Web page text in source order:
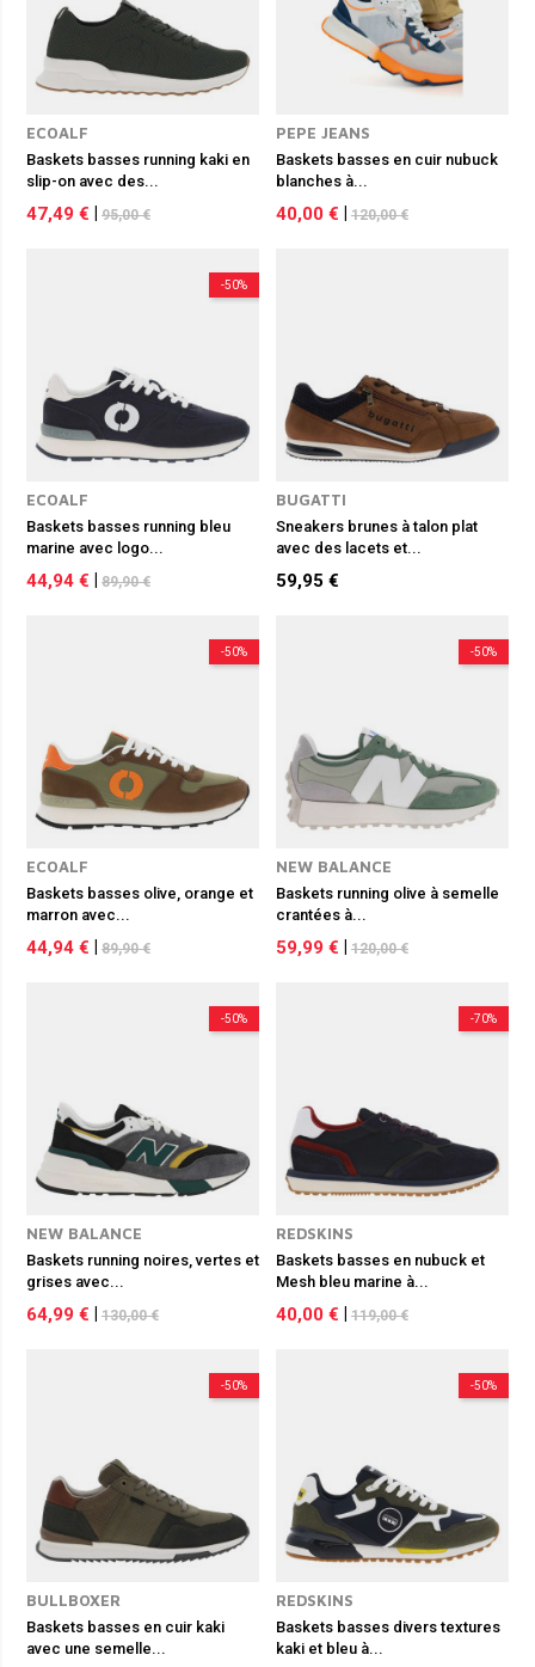
ECOALF
Baskets basses running kaki en
slip-on avec des...
47,49 € 95,00 €
PEPE JEANS
Baskets basses en cuir nubuck
blanches à...
40,00 € 120,00 €
-50%
ECOALF
Baskets basses running bleu
marine avec logo...
44,94 € 89,90 €
BUGATTI
Sneakers brunes à talon plat
avec des lacets et...
59,95 €
-50%
ECOALF
Baskets basses olive, orange et
marron avec...
44,94 € 89,90 €
-50%
NEW BALANCE
Baskets running olive à semelle
crantées à...
59,99 € 120,00 €
-50%
NEW BALANCE
Baskets running noires, vertes et
grises avec...
64,99 € 130,00 €
-70%
REDSKINS
Baskets basses en nubuck et
Mesh bleu marine à...
40,00 € 119,00 €
-50%
BULLBOXER
Baskets basses en cuir kaki
avec une semelle...
-50%
REDSKINS
Baskets basses divers textures
kaki et bleu à...